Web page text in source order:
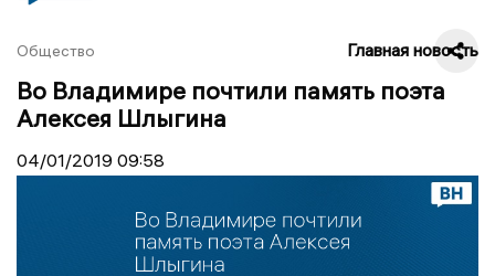
Общество Главная новость
Во Владимире почтили память поэта
Алексея Шлыгина
04/01/2019 09:58